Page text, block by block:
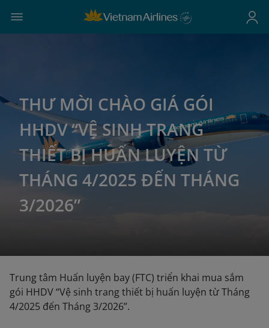
THƯ MỜI CHÀO GIÁ GÓI
HHDV “VỆ SINH TRANG
THIẾT BỊ HUẤN LUYỆN TỪ
THÁNG 4/2025 ĐẾN THÁNG
3/2026”
Trung tâm Huấn luyện bay (FTC) triển khai mua sắm
gói HHDV “Vệ sinh trang thiết bị huấn luyện từ Tháng
4/2025 đến Tháng 3/2026”.